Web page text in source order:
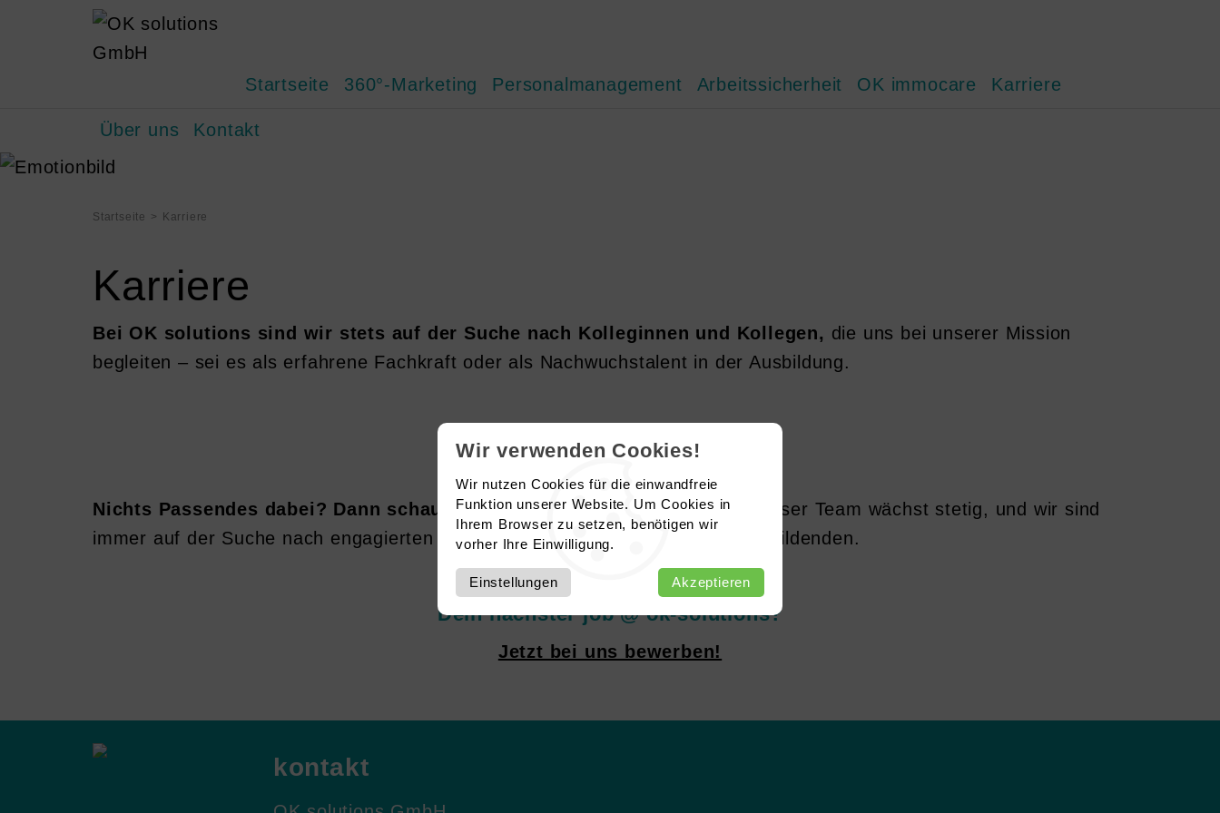
Wir verwenden Cookies!
Wir nutzen Cookies für die einwandfreie
Funktion unserer Website. Um Cookies in
Ihrem Browser zu setzen, benötigen wir
vorher Ihre Einwilligung.
Einstellungen Akzeptieren
Startseite 360°-Marketing Personalmanagement Arbeitssicherheit OK immocare Karriere
Über uns Kontakt
Startseite Karriere
Karriere
Bei OK solutions sind wir stets auf der Suche nach Kolleginnen und Kollegen, die uns bei unserer Mission
begleiten – sei es als erfahrene Fachkraft oder als Nachwuchstalent in der Ausbildung.
Nichts Passendes dabei? Dann schau demnächst nochmal hier vorbei!
Unser Team wächst stetig, und wir sind
immer auf der Suche nach engagierten Mitarbeitenden und motivierten Auszubildenden.
Dein nächster job @ ok-solutions?
Jetzt bei uns bewerben!
kontakt